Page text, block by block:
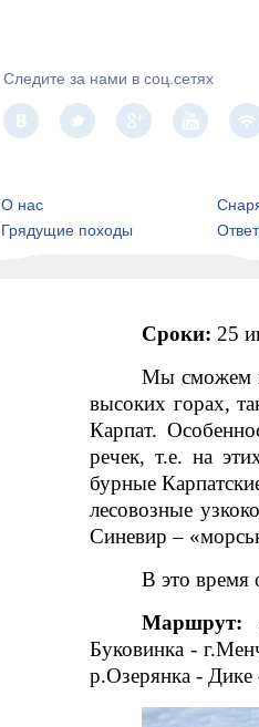
Следите за нами в соц.сетях
О нас
Грядущие походы
Сроки: 25
Мы сможем
высоких горах,
Карпат.
речек, т.е. на
бурные
лесовозные
Синевир –
В это время
Маршрут:
Буковинка -
р.Озерянка - Дике